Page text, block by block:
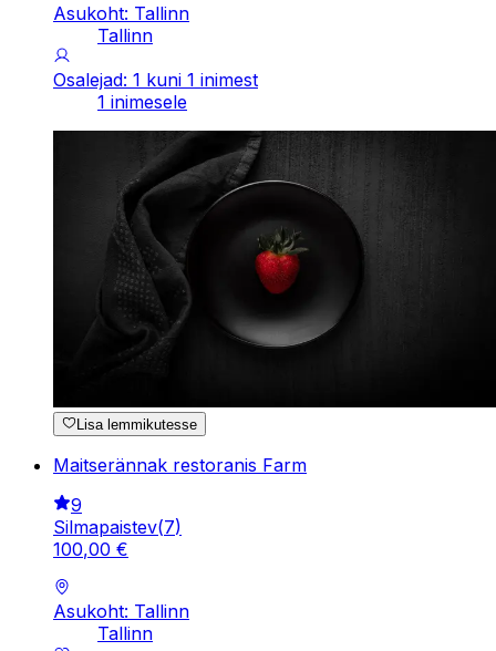
Asukoht: Tallinn
Tallinn
Osalejad: 1 kuni 1 inimest
1 inimesele
Lisa lemmikutesse
Maitserännak restoranis Farm
9
Silmapaistev(7)
100,00 €
Asukoht: Tallinn
Tallinn